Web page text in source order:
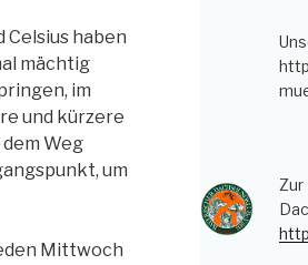
Celsius haben
mächtig
im
und kürzere
Weg
um
Mittwoch